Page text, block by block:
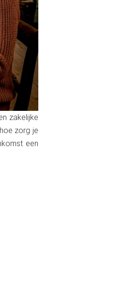
zakelijke
zorg je
een